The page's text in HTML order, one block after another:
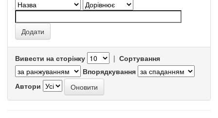
Вивести на сторінку | Сортування
Впорядкування
Автори